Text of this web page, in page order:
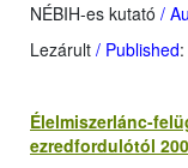
NÉBIH-es kutató /
Lezárult / Published
Élelmiszerlánc-
ezredfordulótól